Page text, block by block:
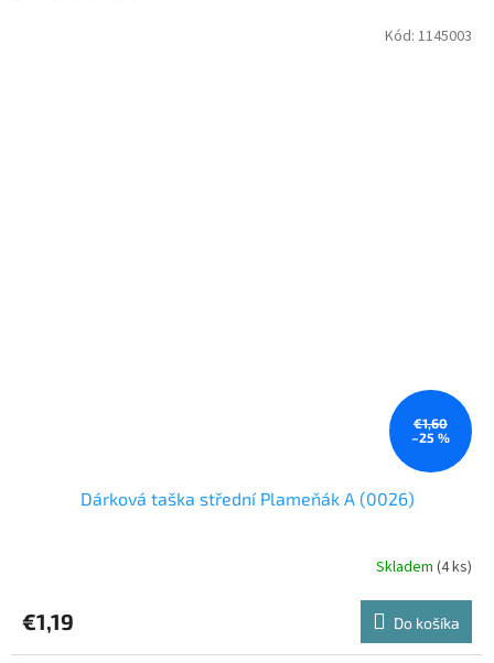
€1,60
–25 %
Dárková taška střední Plameňák A (0026)
Skladem (4 ks)
€1,19 Do košíka
Kód: 1145003